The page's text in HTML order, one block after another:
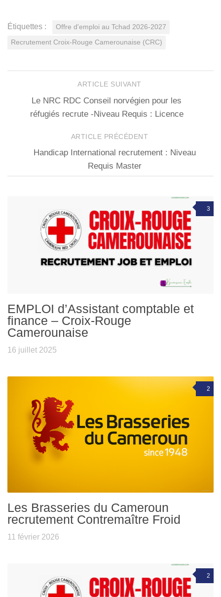
Étiquettes : Offre d'emploi au Tchad 2026-2027
Recrutement Croix-Rouge Camerounaise (CRC)
ARTICLE SUIVANT
Le NRC RDC Conseil norvégien pour les
réfugiés recrute -Niveau Requis : Licence
ARTICLE PRÉCÉDENT
Handicap International recrutement : Niveau
Requis Master
3
EMPLOI d’Assistant comptable et
finance – Croix-Rouge
Camerounaise
16 juillet 2025
2
Les Brasseries du Cameroun
recrutement Contremaître Froid
11 février 2026
2